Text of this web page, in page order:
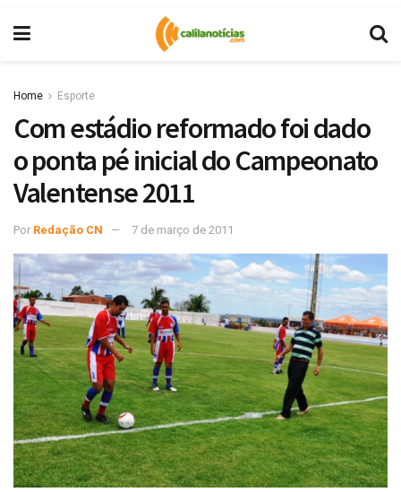
Home Esporte
Com estádio reformado foi dado
o ponta pé inicial do Campeonato
Valentense 2011
Por Redação CN 7 de março de 2011